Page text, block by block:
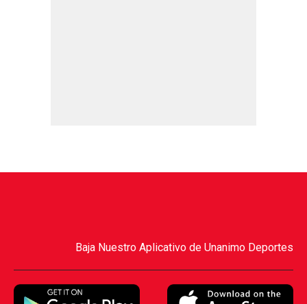
Baja Nuestro Aplicativo de Unanimo Deportes